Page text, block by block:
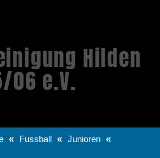
Hilden
06 e.V.
« Fussball « Junioren «